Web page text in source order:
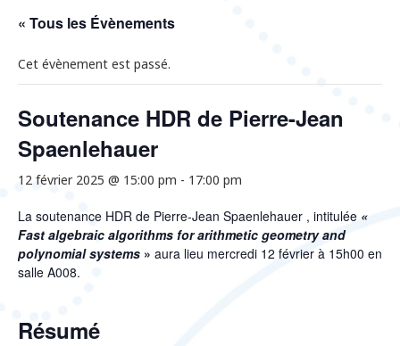
« Tous les Évènements
Cet évènement est passé.
Soutenance HDR de Pierre-Jean
Spaenlehauer
12 février 2025 @ 15:00 pm - 17:00 pm
La soutenance HDR de Pierre-Jean Spaenlehauer , intitulée «
Fast algebraic algorithms for arithmetic geometry and
polynomial systems » aura lieu mercredi 12 février à 15h00 en
salle A008.
Résumé